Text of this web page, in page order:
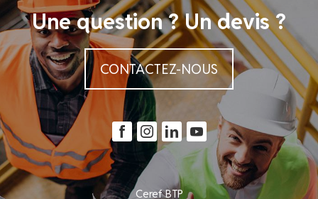
Une question ? Un devis ?
CONTACTEZ-NOUS
Ceref BTP